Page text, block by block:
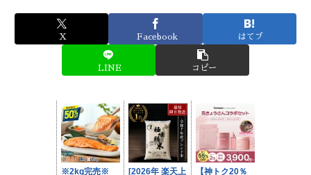
X Facebook はてブ
LINE コピー